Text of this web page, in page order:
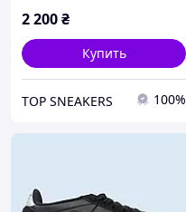
2 200₴
Купить
TOP SNEAKERS 100%